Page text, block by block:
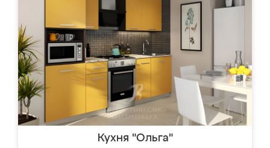
Кухня "Ольга"